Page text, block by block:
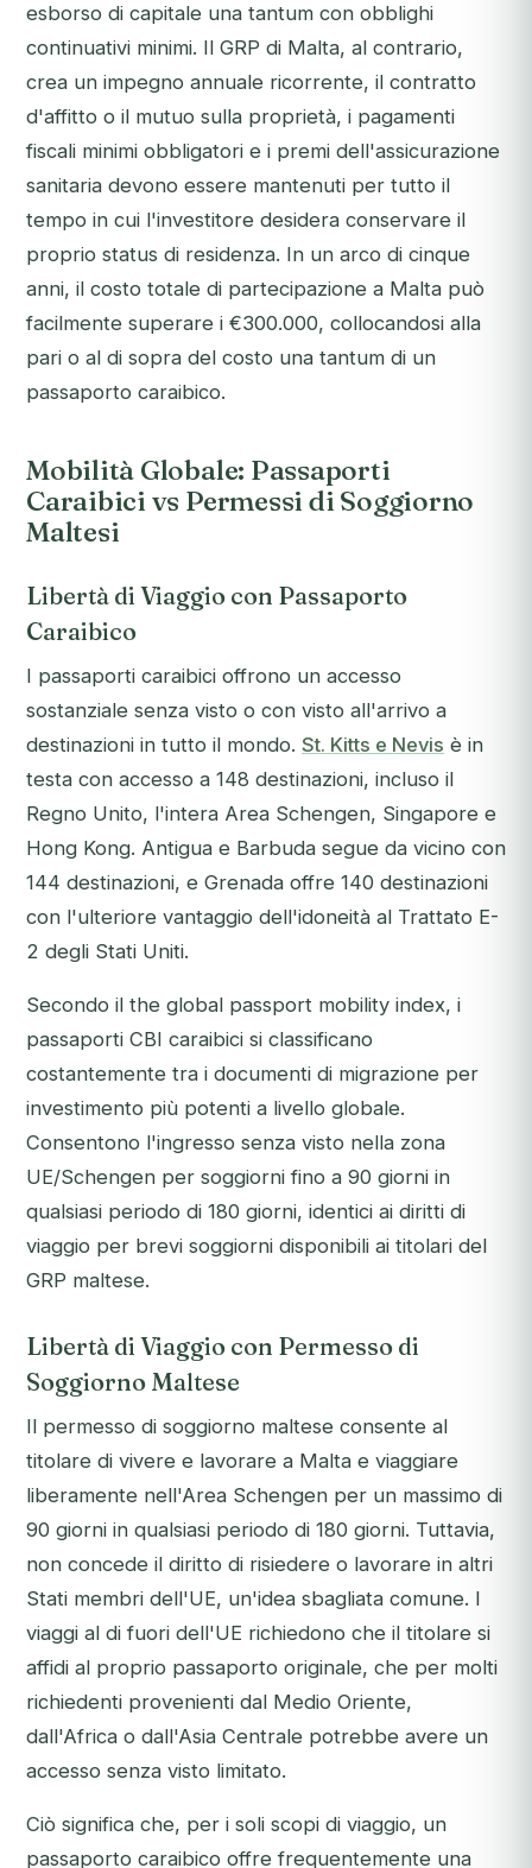
esborso di capitale una tantum con obblighi
continuativi minimi. Il GRP di Malta, al contrario,
crea un impegno annuale ricorrente, il contratto
d'affitto o il mutuo sulla proprietà, i pagamenti
fiscali minimi obbligatori e i premi dell'assicurazione
sanitaria devono essere mantenuti per tutto il
tempo in cui l'investitore desidera conservare il
proprio status di residenza. In un arco di cinque
anni, il costo totale di partecipazione a Malta può
facilmente superare i €300.000, collocandosi alla
pari o al di sopra del costo una tantum di un
passaporto caraibico.
Mobilità Globale: Passaporti
Caraibici vs Permessi di Soggiorno
Maltesi
Libertà di Viaggio con Passaporto
Caraibico
I passaporti caraibici offrono un accesso
sostanziale senza visto o con visto all'arrivo a
destinazioni in tutto il mondo. St. Kitts e Nevis è in
testa con accesso a 148 destinazioni, incluso il
Regno Unito, l'intera Area Schengen, Singapore e
Hong Kong. Antigua e Barbuda segue da vicino con
144 destinazioni, e Grenada offre 140 destinazioni
con l'ulteriore vantaggio dell'idoneità al Trattato E-
2 degli Stati Uniti.
Secondo il the global passport mobility index, i
passaporti CBI caraibici si classificano
costantemente tra i documenti di migrazione per
investimento più potenti a livello globale.
Consentono l'ingresso senza visto nella zona
UE/Schengen per soggiorni fino a 90 giorni in
qualsiasi periodo di 180 giorni, identici ai diritti di
viaggio per brevi soggiorni disponibili ai titolari del
GRP maltese.
Libertà di Viaggio con Permesso di
Soggiorno Maltese
Il permesso di soggiorno maltese consente al
titolare di vivere e lavorare a Malta e viaggiare
liberamente nell'Area Schengen per un massimo di
90 giorni in qualsiasi periodo di 180 giorni. Tuttavia,
non concede il diritto di risiedere o lavorare in altri
Stati membri dell'UE, un'idea sbagliata comune. I
viaggi al di fuori dell'UE richiedono che il titolare si
affidi al proprio passaporto originale, che per molti
richiedenti provenienti dal Medio Oriente,
dall'Africa o dall'Asia Centrale potrebbe avere un
accesso senza visto limitato.
Ciò significa che, per i soli scopi di viaggio, un
passaporto caraibico offre frequentemente una